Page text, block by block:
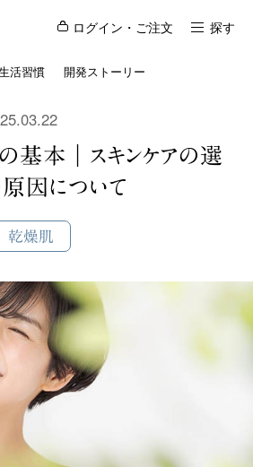
ログイン・ご注文 探す
活習慣 開発ストーリー
基本｜スキンケアの選
因について
乾燥肌